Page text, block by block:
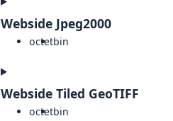
Webside Jpeg2000
octetbin
Webside Tiled GeoTIFF
octetbin